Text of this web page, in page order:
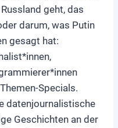
geht, das
darum, was Putin
gesagt hat:
Specials.
datenjournalistische
Geschichten an der